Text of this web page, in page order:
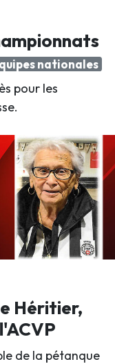
nationales
pour les
Héritier,
de la pétanque